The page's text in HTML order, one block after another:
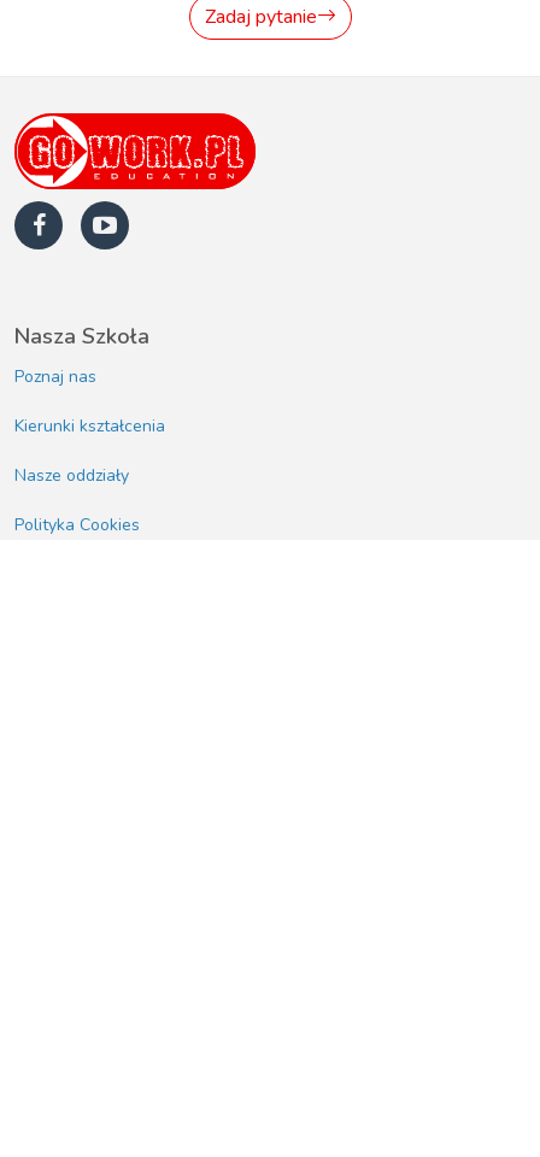
Zadaj pytanie
Nasza Szkoła
Poznaj nas
Kierunki kształcenia
Nasze oddziały
Polityka Cookies